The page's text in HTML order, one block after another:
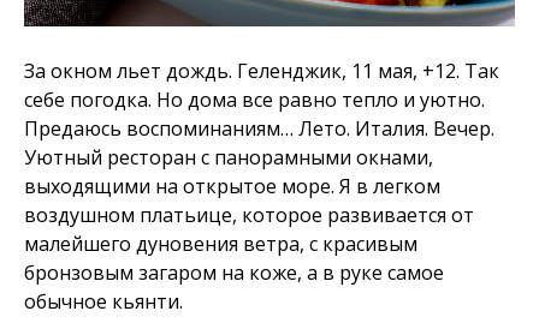
За окном льет дождь. Геленджик, 11 мая, +12. Так
себе погодка. Но дома все равно тепло и уютно.
Предаюсь воспоминаниям… Лето. Италия. Вечер.
Уютный ресторан с панорамными окнами,
выходящими на открытое море. Я в легком
воздушном платьице, которое развивается от
малейшего дуновения ветра, с красивым
бронзовым загаром на коже, а в руке самое
обычное кьянти.